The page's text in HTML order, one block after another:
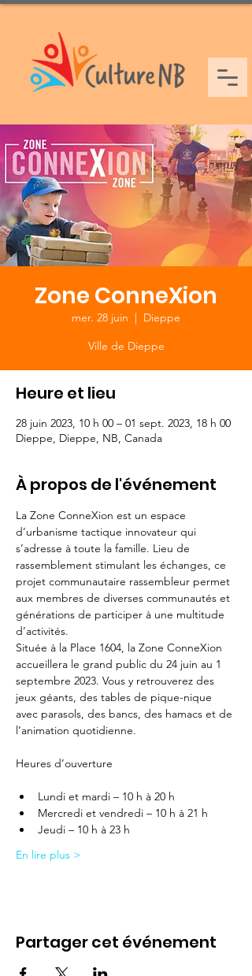
Zone ConneXion
mer. 28 juin
  |
Dieppe
Ville de Dieppe
Heure et lieu
28 juin 2023, 10 h 00 – 01 sept. 2023, 18 h 00
Dieppe, Dieppe, NB, Canada
À propos de l'événement
La Zone ConneXion est un espace
d’urbanisme tactique innovateur qui
s’adresse à toute la famille. Lieu de
rassemblement stimulant les échanges, ce
projet communautaire rassembleur permet
aux membres de diverses communautés et
générations de participer à une multitude
d’activités.
Située à la Place 1604, la Zone ConneXion
accueillera le grand public du 24 juin au 1
septembre 2023. Vous y retrouverez des
jeux géants, des tables de pique-nique
avec parasols, des bancs, des hamacs et de
l’animation quotidienne.
Lundi et mardi – 10 h à 20 h
Mercredi et vendredi – 10 h à 21 h
Jeudi – 10 h à 23 h
En lire plus >
Partager cet événement